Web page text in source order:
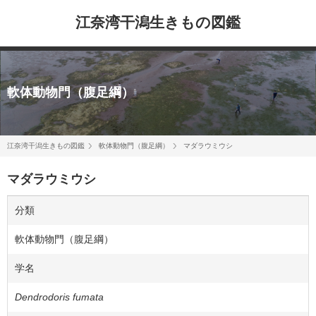
江奈湾干潟生きもの図鑑
軟体動物門（腹足綱）
江奈湾干潟生きもの図鑑 軟体動物門（腹足綱） マダラウミウシ
マダラウミウシ
分類
軟体動物門（腹足綱）
学名
Dendrodoris fumata